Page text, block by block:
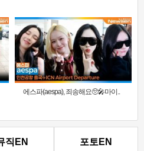
에스파(aespa), 죄송해요🥺🎤마이..
직EN 포토EN